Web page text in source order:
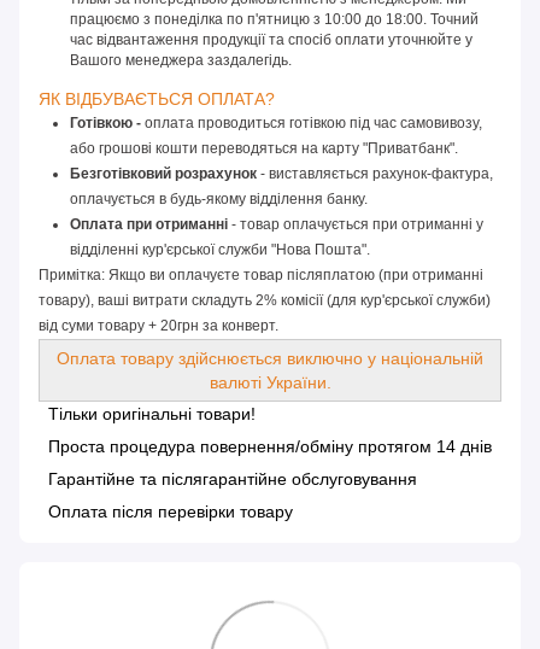
працюємо з понеділка по п'ятницю з 10:00 до 18:00. Точний
час відвантаження продукції та спосіб оплати уточнюйте у
Вашого менеджера заздалегідь.
ЯК ВІДБУВАЄТЬСЯ ОПЛАТА?
Готівкою - оплата проводиться готівкою під час самовивозу,
або грошові кошти переводяться на карту "Приватбанк".
Безготівковий розрахунок - виставляється рахунок-фактура,
оплачується в будь-якому відділення банку.
Оплата при отриманні - товар оплачується при отриманні у
відділенні кур'єрської служби "Нова Пошта".
Примітка: Якщо ви оплачуєте товар післяплатою (при отриманні
товару), ваші витрати складуть 2% комісії (для кур'єрської служби)
від суми товару + 20грн за конверт.
Оплата товару здійснюється виключно у національній
валюті України.
Тільки оригінальні товари!
Проста процедура повернення/обміну протягом 14 днів
Гарантійне та післягарантійне обслуговування
Оплата після перевірки товару